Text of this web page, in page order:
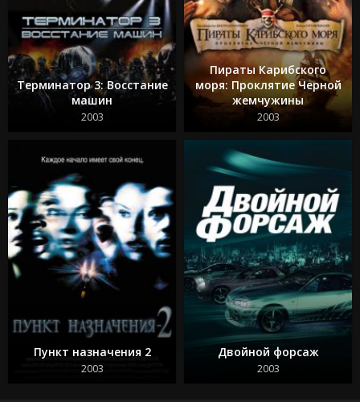
Терминатор 3: Восстание
машин
2003
Пираты Карибского
моря: Проклятие Черной
жемчужины
2003
Пункт назначения 2
2003
Двойной форсаж
2003